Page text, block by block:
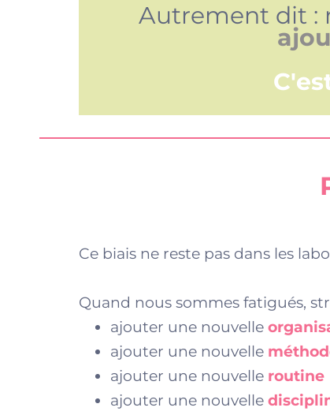
Autrement dit :
Ce biais ne reste pas dans les
Quand nous sommes fatigués,
ajouter une nouvelle
ajouter une nouvelle
ajouter une nouvelle routine
ajouter une nouvelle